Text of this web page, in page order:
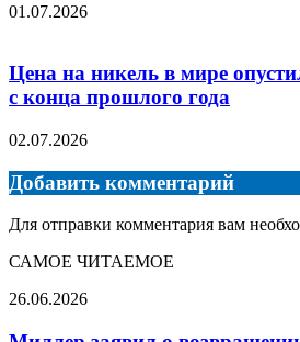
01.07.2026
Цена на никель в мире
с конца прошлого года
02.07.2026
Добавить комментарий
Для отправки комментария вам
САМОЕ ЧИТАЕМОЕ
Миллер
о
26.06.2026